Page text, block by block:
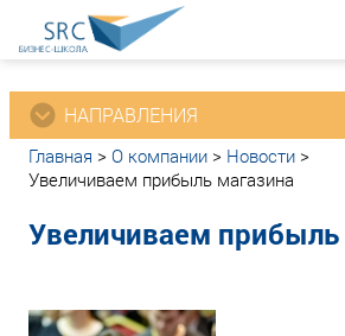
НАПРАВЛЕНИЯ
Главная > О компании > Новости >
Увеличиваем прибыль магазина
Увеличиваем прибыль